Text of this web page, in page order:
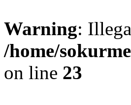
Warning:
/home/
on line 23